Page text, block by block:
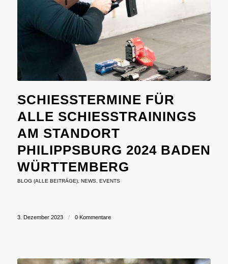
SCHIESSTERMINE FÜR A
LLE SCHIESSTRAININGS AM
STANDORT PH
ILIPPSBURG 2024 BADEN WÜ
RTTEMBERG
BLOG (ALLE BEITRÄGE), NEWS, EVENTS
3. Dezember 2023 / 0 Kommentare